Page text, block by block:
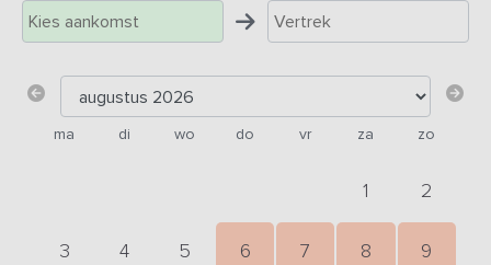
ma di wo do vr za zo
1 2
3 4 5 6 7 8 9